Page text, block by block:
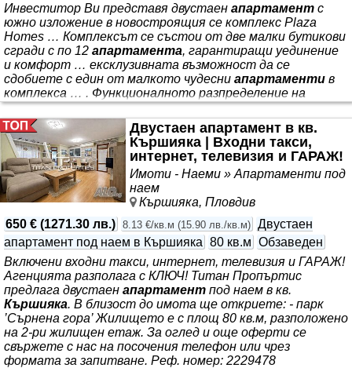
Инвеститор Ви представя двустаен апартамент с
южно изложение в новостроящия се комплекс Plaza
Homes … Комплексът се състои от две малки бутикови
сгради с по 12 апартамента, гарантиращи уединение
и комфорт … ексклузивната възможност да се
сдобиете с един от малкото чудесни апартаменти в
комплекса … . Функционалното разпределение на
пространството и обширната дневна го правят
идеален избор за млади семейства и хора, работещи от
вкъщи. *** . Разположен е в един от най-перспективните
и същевременно спокойни райони на града - в близост
до езиковите училища и новата сграда на Пловдивския
университет. Проектът
Двустаен апартамент в кв.
Кършияка | Входни такси,
интернет, телевизия и ГАРАЖ!
Имоти - Наеми » Апартаменти под
наем
Кършияка, Пловдив
650 € (1271.30 лв.) 8.13 €/кв.м (15.90 лв./кв.м) Двустаен
апартамент под наем в Кършияка 80 кв.м Обзаведен
Включени входни такси, интернет, телевизия и ГАРАЖ!
Агенцията разполага с КЛЮЧ! Титан Пропъртис
предлага двустаен апартамент под наем в кв.
Кършияка. В близост до имота ще откриете: - парк
’Сърнена гора’ Жилището е с площ 80 кв.м, разположено
на 2-ри жилищен етаж. За оглед и още оферти се
свържете с нас на посочения телефон или чрез
формата за запитване. Реф. номер: 2229478